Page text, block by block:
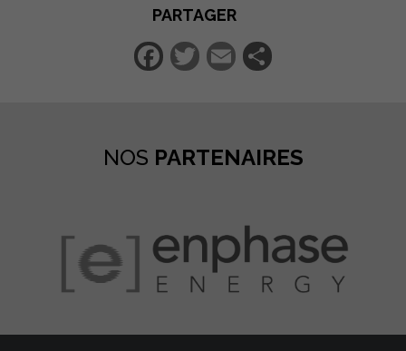
PARTAGER
Facebook
Twitter
Email
NOS PARTENAIRES